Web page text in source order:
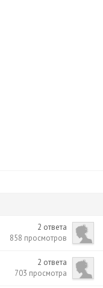
2 ответа
858 просмотров
2 ответа
703 просмотра